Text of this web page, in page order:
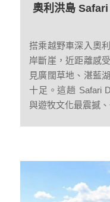
奧利洪島
搭乘越野車深入奧
岸斷崖，近距離感
見廣闊草地、湛藍
十足。這趟 Safari
與遊牧文化最震撼